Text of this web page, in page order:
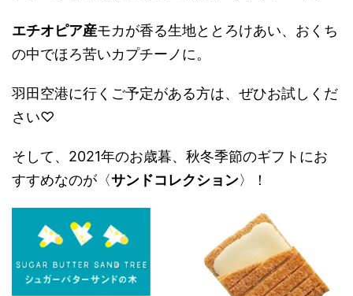
エチオピア産モカが香る生地ととろけあい、おくち
の中でほろ苦いカプチーノに。
羽田空港に行くご予定がある方は、ぜひお試しくだ
さい♡
そして、2021年のお歳暮、秋冬季節のギフトにお
すすめなのが〈サンドコレクション〉！